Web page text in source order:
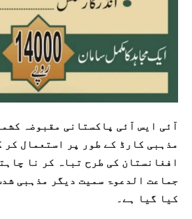
آئی ایس آئی پاکستانی مقبوضہ
مذہبی کارڈ کے طور پر استعمال کر
افغانستان کی طرح تباہ کر نا
جماعت الدعوۃ سمیت دیگر مذہبی
کیا گیا ہے۔